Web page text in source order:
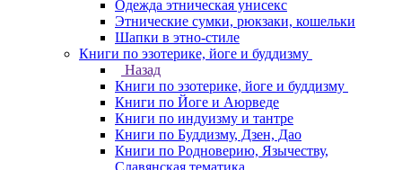
Одежда этническая унисекс
Этнические сумки, рюкзаки, кошельки
Шапки в этно-стиле
Книги по эзотерике, йоге и буддизму
Назад
Книги по эзотерике, йоге и буддизму
Книги по Йоге и Аюрведе
Книги по индуизму и тантре
Книги по Буддизму, Дзен, Дао
Книги по Родноверию, Язычеству,
Славянская тематика